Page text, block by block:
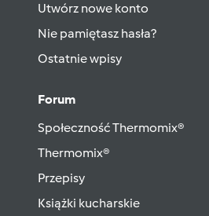
Utwórz nowe konto
Nie pamiętasz hasła?
Ostatnie wpisy
Forum
Społeczność Thermomix®
Thermomix®
Przepisy
Książki kucharskie